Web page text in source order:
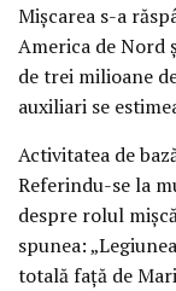
Mișcarea s-a
America de Nord
de trei milioane
auxiliari se
Activitatea de
Referindu-se la
despre rolul
spunea:
totală față de